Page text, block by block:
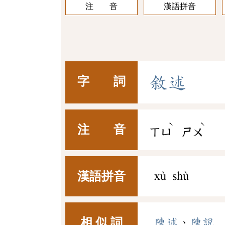
注 音 漢語拼音
字 詞 敘 述
注 音 ㄒㄩ
ˋ
ㄕㄨ
ˋ
漢語拼音 xù shù
陳述 、 陳說